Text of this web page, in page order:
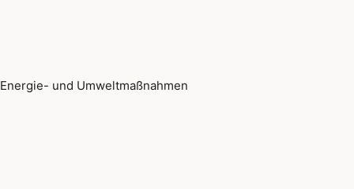
Energie- und Umweltmaßnahmen